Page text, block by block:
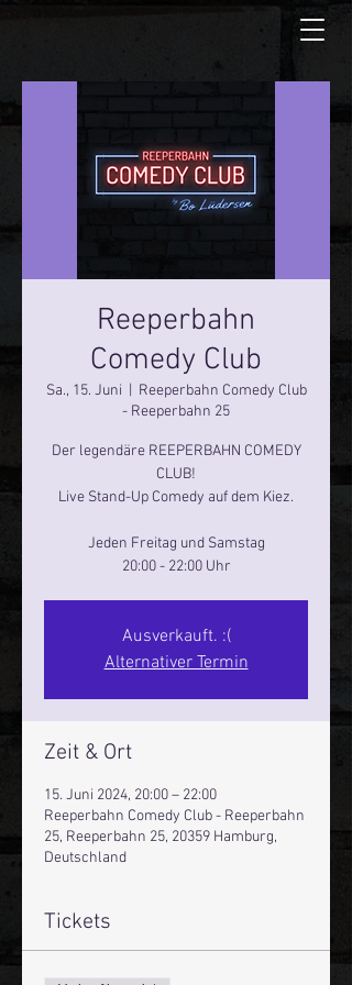
Reeperbahn
Comedy Club
Sa., 15. Juni
Reeperbahn Comedy Club
- Reeperbahn 25
Der legendäre REEPERBAHN COMEDY
CLUB!
Live Stand-Up Comedy auf dem Kiez.
Jeden Freitag und Samstag
20:00 - 22:00 Uhr
Ausverkauft. :(
Alternativer Termin
Zeit & Ort
15. Juni 2024, 20:00 – 22:00
Reeperbahn Comedy Club - Reeperbahn
25, Reeperbahn 25, 20359 Hamburg,
Deutschland
Tickets